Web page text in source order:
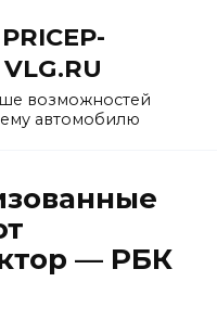
PRICEP-
VLG.RU
возможностей
автомобилю
— РБК